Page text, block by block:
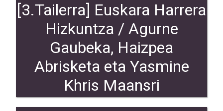
[3.Tailerra] Euskara Harrera
Hizkuntza / Agurne
Gaubeka, Haizpea
Abrisketa eta Yasmine
Khris Maansri